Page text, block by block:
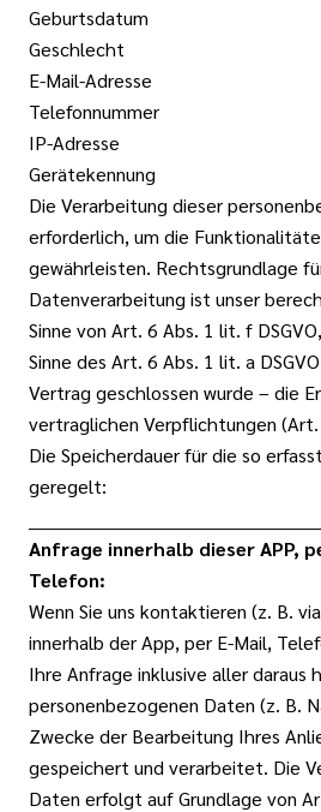
Geburtsdatum
Geschlecht
E-Mail-Adresse
Telefonnummer
IP-Adresse
Gerätekennung
Die Verarbeitung dieser
erforderlich, um die
gewährleisten. Rechtsgrundlage
Datenverarbeitung ist unser
Sinne von Art. 6 Abs. 1 lit. f
Sinne des Art. 6 Abs. 1 lit. a
Vertrag geschlossen wurde – die
vertraglichen Verpflichtungen (Art.
Die Speicherdauer für die so
geregelt:
Anfrage innerhalb dieser APP,
Telefon:
Wenn Sie uns kontaktieren (z. B.
innerhalb der App, per E-Mail,
Ihre Anfrage inklusive aller daraus
personenbezogenen Daten (z. B.
Zwecke der Bearbeitung Ihres
gespeichert und verarbeitet. Die
Daten erfolgt auf Grundlage von